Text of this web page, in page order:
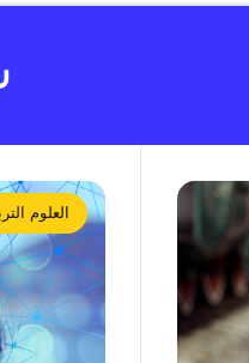
العلوم